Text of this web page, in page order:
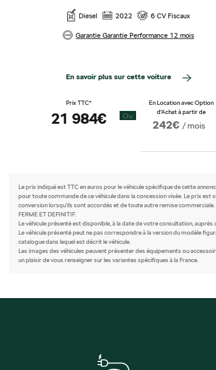
Diesel 2022 6 CV Fiscaux
Garantie Garantie Performance 12 mois
En savoir plus sur cette voiture
Prix TTC*
21 984€ Ou
En Location avec Option
d'Achat à partir de
242€ / mois
Le prix indiqué est TTC en euros pour le véhicule spécifique de cette
pour toute commande de ce véhicule dans la concession visée. Le prix
conversion lorsqu’ils sont accordés et de toute autre remise commerciale.
FERME ET DEFINITIF.
Le véhicule présenté est disponible, à la date de votre consultation, auprès
Le véhicule présenté peut ne pas correspondre à la version du modèle
catalogue dans lequel est décrit le véhicule.
Les images des véhicules peuvent présenter des équipements ou
un plaisir de vous renseigner sur les variantes spécifiques à la France.